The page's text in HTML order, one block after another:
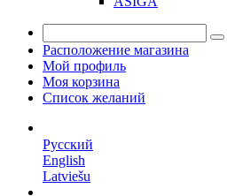
Расположение магазина
Мой профиль
Моя корзина
Список желаний
Русский
English
Latviešu